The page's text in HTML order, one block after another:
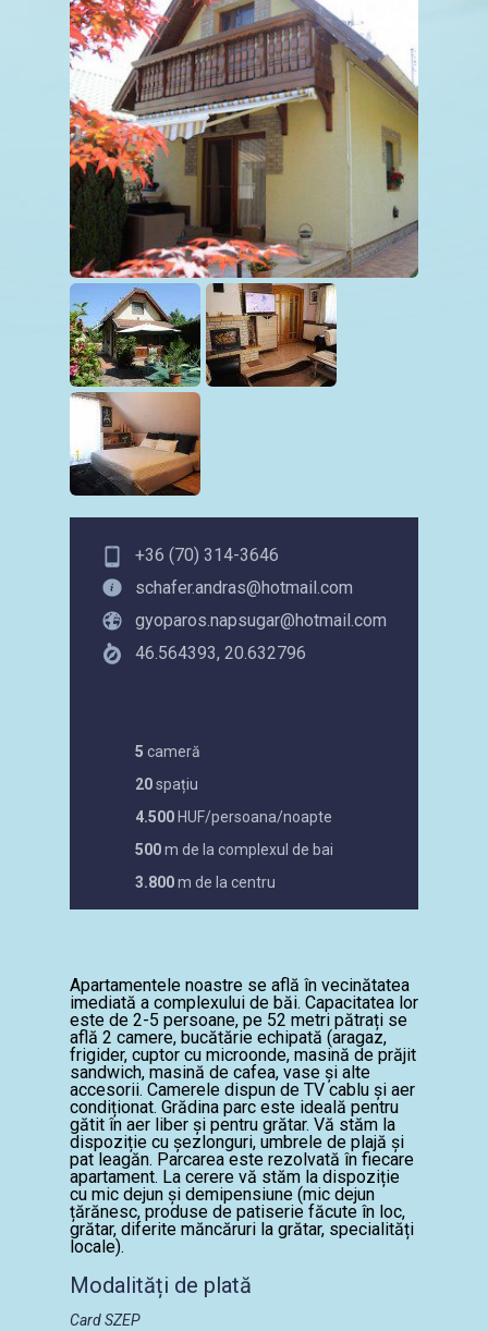
+36 (70) 314-3646
schafer.andras@hotmail.com
gyoparos.napsugar@hotmail.com
46.564393, 20.632796
5 cameră
20spațiu
4.500 HUF/persoana/noapte
500m de la complexul de bai
3.800m de la centru
Apartamentele noastre se află în vecinătatea
imediată a complexului de băi. Capacitatea lor
este de 2-5 persoane, pe 52 metri pătrați se
află 2 camere, bucătărie echipată (aragaz,
frigider, cuptor cu microonde, masină de prăjit
sandwich, masină de cafea, vase și alte
accesorii. Camerele dispun de TV cablu și aer
condiționat. Grădina parc este ideală pentru
gătit în aer liber și pentru grătar. Vă stăm la
dispoziție cu șezlonguri, umbrele de plajă și
pat leagăn. Parcarea este rezolvată în fiecare
apartament. La cerere vă stăm la dispoziție
cu mic dejun și demipensiune (mic dejun
țărănesc, produse de patiserie făcute în loc,
grătar, diferite măncăruri la grătar, specialități
locale).
Modalități de plată
Card SZEP